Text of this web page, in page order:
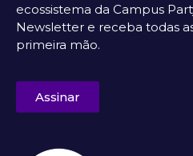
ecossistema da Campus
Newsletter e receba todas
primeira mão.
Assinar